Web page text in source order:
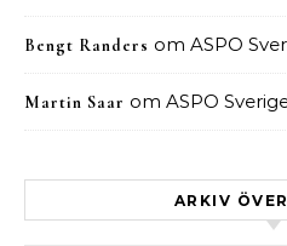
Bengt Randers om ASPO
Martin Saar om ASPO
ARKIV